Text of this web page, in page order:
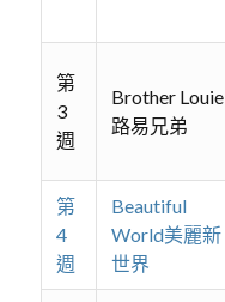
第
3
週
Brother Louie
路易兄弟
第
4
週
Beautiful
World美麗新
世界